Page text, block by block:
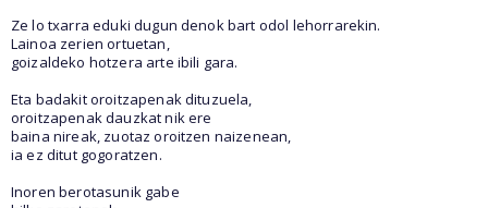
Ze lo txarra eduki dugun denok bart odol lehorrarekin.
Lainoa zerien ortuetan,
goizaldeko hotzera arte ibili gara.
Eta badakit oroitzapenak dituzuela,
oroitzapenak dauzkat nik ere
baina nireak, zuotaz oroitzen naizenean,
ia ez ditut gogoratzen.
Inoren berotasunik gabe